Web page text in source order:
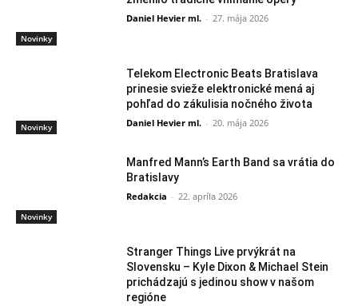
Novinky
Daniel Hevier ml. - 27. mája 2026
Novinky
Telekom Electronic Beats Bratislava
prinesie svieže elektronické mená aj
pohľad do zákulisia nočného života
Daniel Hevier ml. - 20. mája 2026
Novinky
Manfred Mann’s Earth Band sa vrátia do
Bratislavy
Redakcia - 22. apríla 2026
Stranger Things Live prvýkrát na
Slovensku – Kyle Dixon & Michael Stein
prichádzajú s jedinou show v našom
regióne